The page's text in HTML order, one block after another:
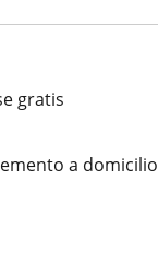
gratis
a domicilio